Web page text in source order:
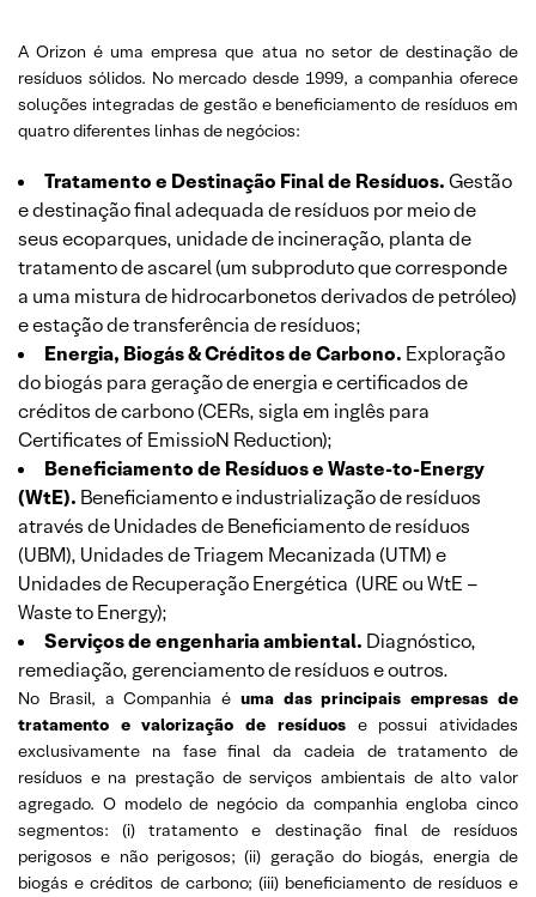
A Orizon é uma empresa que atua no setor de destinação de
resíduos sólidos. No mercado desde 1999, a companhia oferece
soluções integradas de gestão e beneficiamento de resíduos em
quatro diferentes linhas de negócios:
Tratamento e Destinação Final de Resíduos.Gestão
e destinação final adequada de resíduos por meio de
seus ecoparques, unidade de incineração, planta de
tratamento de ascarel (um subproduto que corresponde
a uma mistura de hidrocarbonetos derivados de petróleo)
e estação de transferência de resíduos;
Energia, Biogás & Créditos de Carbono. Exploração
do biogás para geração de energia e certificados de
créditos de carbono (CERs, sigla em inglês para
Certificates of EmissioN Reduction);
Beneficiamento de Resíduos e Waste-to-Energy
(WtE). Beneficiamento e industrialização de resíduos
através de Unidades de Beneficiamento de resíduos
(UBM), Unidades de Triagem Mecanizada (UTM) e
Unidades de Recuperação Energética (URE ou WtE –
Waste to Energy);
Serviços de engenharia ambiental. Diagnóstico,
remediação, gerenciamento de resíduos e outros.
No Brasil, a Companhia é uma das principais empresas de
tratamento e valorização de resíduos e possui atividades
exclusivamente na fase final da cadeia de tratamento de
resíduos e na prestação de serviços ambientais de alto valor
agregado. O modelo de negócio da companhia engloba cinco
segmentos: (i) tratamento e destinação final de resíduos
perigosos e não perigosos; (ii) geração do biogás, energia de
biogás e créditos de carbono; (iii) beneficiamento de resíduos e